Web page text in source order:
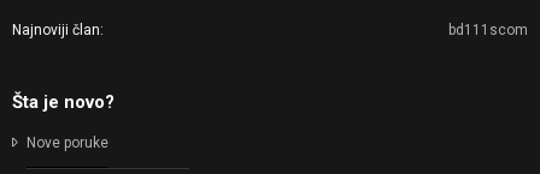
Najnoviji član bd111scom
Šta je novo?
Nove poruke